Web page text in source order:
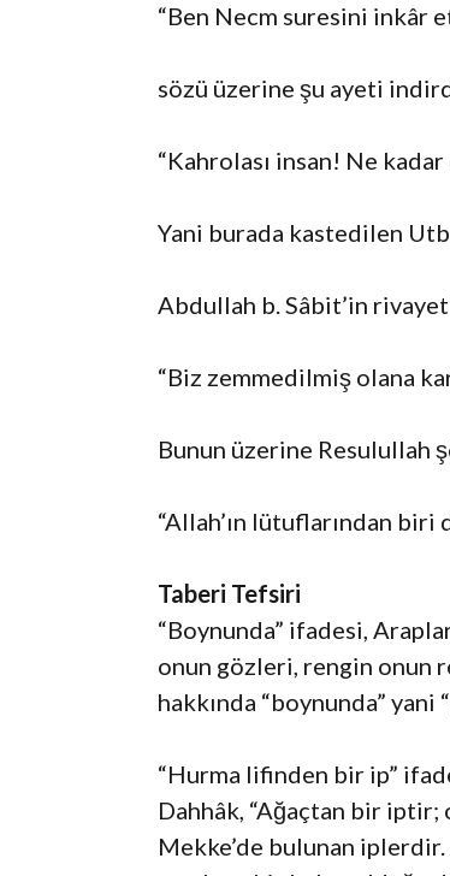
“Ben Necm suresini inkâr
sözü üzerine şu ayeti
“Kahrolası insan! Ne
Yani burada kastedilen
Abdullah b. Sâbit’in
“Biz zemmedilmiş olana
Bunun üzerine Resulullah
“Allah’ın lütuflarından biri
Taberi Tefsiri
“Boynunda” ifadesi,
onun gözleri, rengin onun
hakkında “boynunda” yani
“Hur­ma lifinden bir ip”
Dahhâk, “Ağaçtan bir
Mekke’de bulunan